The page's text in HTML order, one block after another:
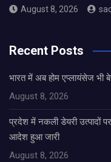
August 8, 2026
Recent Posts
भारत में अब होम एप्लायंसेज भी
August 8, 2026
प्रदेश में नकली डेयरी उत्पादों
आदेश हुआ जारी
August 8, 2026